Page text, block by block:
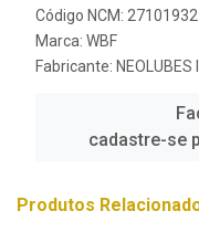
Código NCM: 27101932
Marca: WBF
Fabricante: NEOLUBES
cadastre-se
Produtos